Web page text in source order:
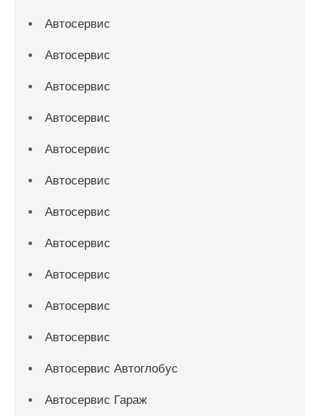
Автосервис
Автосервис
Автосервис
Автосервис
Автосервис
Автосервис
Автосервис
Автосервис
Автосервис
Автосервис
Автосервис
Автосервис Автоглобус
Автосервис Гараж